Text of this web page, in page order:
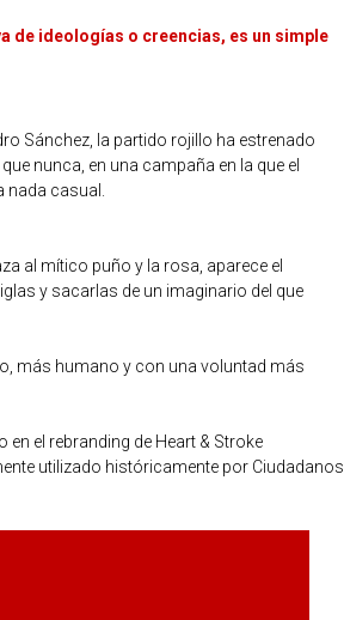
de ideologías o creencias, es un simple
Sánchez, la partido rojillo ha estrenado
nunca, en una campaña en la que el
casual.
al mítico puño y la rosa, aparece el
y sacarlas de un imaginario del que
más humano y con una voluntad más
en el rebranding de Heart & Stroke
utilizado históricamente por Ciudadanos